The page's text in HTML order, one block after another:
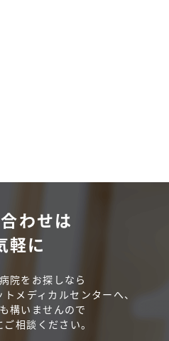
わせは
軽に
院をお探しなら
メディカルセンターへ、
構いませんので
相談ください。